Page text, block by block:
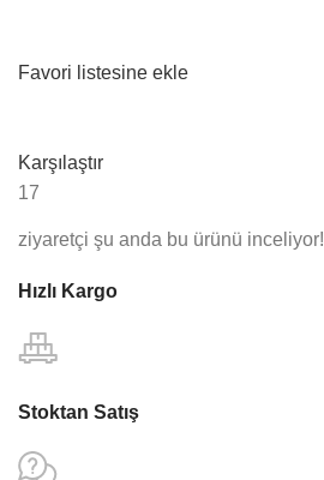
Favori listesine ekle
Karşılaştır
17
ziyaretçi şu anda bu ürünü inceliyor!
Hızlı Kargo
Stoktan Satış